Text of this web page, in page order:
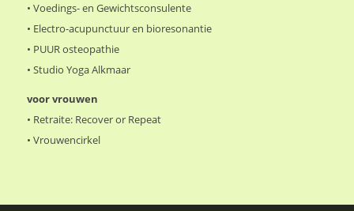
• Voedings- en Gewichtsconsulente
• Electro-acupunctuur en bioresonantie
• PUUR osteopathie
• Studio Yoga Alkmaar
voor vrouwen
• Retraite: Recover or Repeat
• Vrouwencirkel